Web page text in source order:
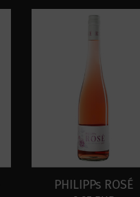
PHILIPPs ROSÉ